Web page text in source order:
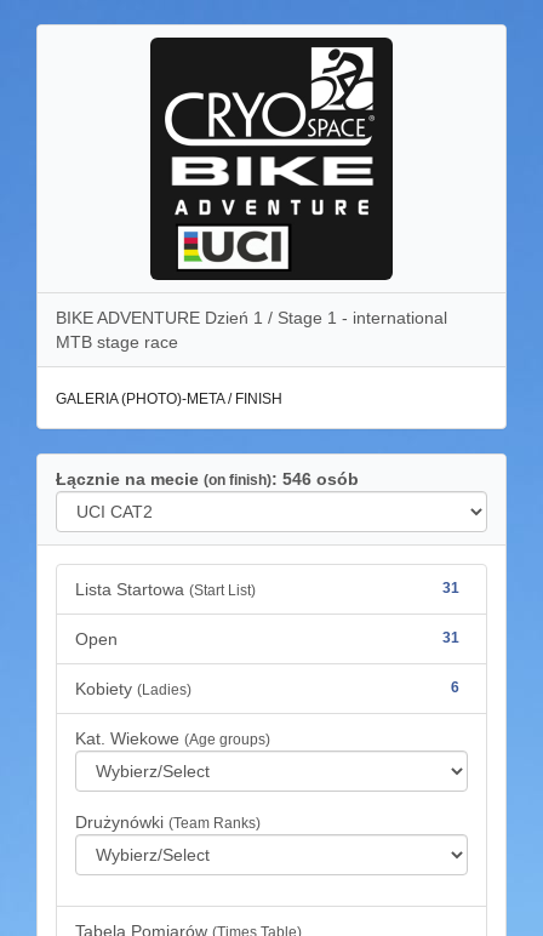
BIKE ADVENTURE Dzień 1 / Stage 1 - international
MTB stage race
GALERIA (PHOTO)-META / FINISH
Łącznie na mecie (on finish): 546 osób
Lista Startowa (Start List) 31
Open 31
Kobiety (Ladies) 6
Kat. Wiekowe (Age groups)
Drużynówki (Team Ranks)
Tabela Pomiarów (Times Table)